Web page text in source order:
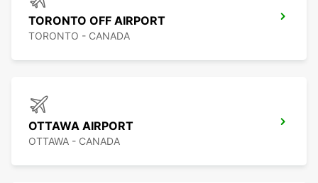
TORONTO OFF AIRPORT
TORONTO - CANADA
OTTAWA AIRPORT
OTTAWA - CANADA